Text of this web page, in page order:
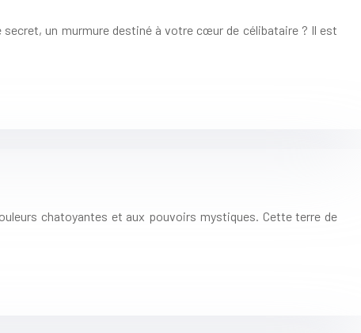
un murmure destiné à votre cœur de célibataire ? Il est
chatoyantes et aux pouvoirs mystiques. Cette terre de